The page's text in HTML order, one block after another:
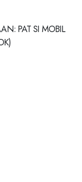
PAT SI MOBIL